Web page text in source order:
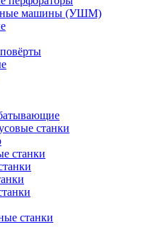
машины (УШМ)
станки
станки
станки